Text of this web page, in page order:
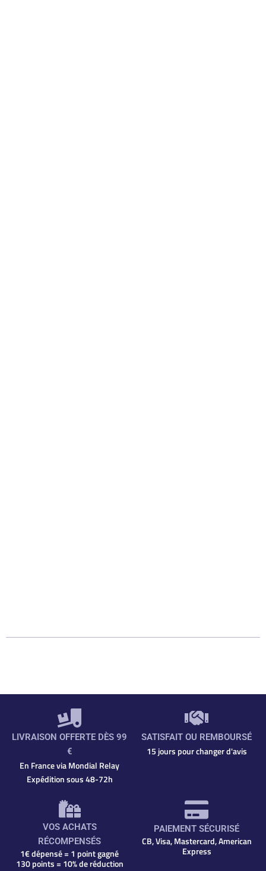
LIVRAISON OFFERTE DÈS 99
€
En France via Mondial Relay
Expédition sous 48-72h
SATISFAIT OU REMBOURSÉ
15 jours pour changer d'avis
VOS ACHATS
RÉCOMPENSÉS
1€ dépensé = 1 point gagné
130 points = 10% de réduction
PAIEMENT SÉCURISÉ
CB, Visa, Mastercard, American
Express